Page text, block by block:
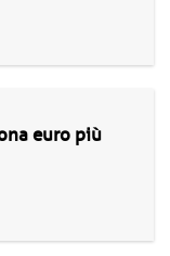
euro più